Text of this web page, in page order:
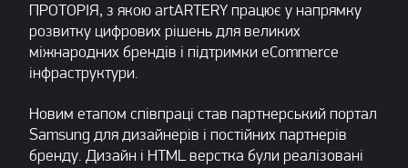
ПРОТОРІЯ, з якою artARTERY працює у напрямку
розвитку цифрових рішень для великих
міжнародних брендів і підтримки eCommerce
інфраструктури.
Новим етапом співпраці став партнерський портал
Samsung для дизайнерів і постійних партнерів
бренду. Дизайн і HTML верстка були реалізовані